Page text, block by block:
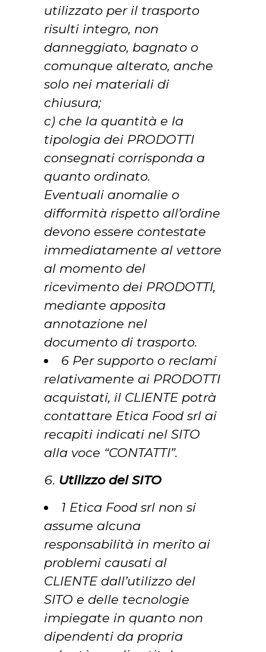
utilizzato per il trasporto
risulti integro, non
danneggiato, bagnato o
comunque alterato, anche
solo nei materiali di
chiusura;
c) che la quantità e la
tipologia dei PRODOTTI
consegnati corrisponda a
quanto ordinato.
Eventuali anomalie o
difformità rispetto all’ordine
devono essere contestate
immediatamente al vettore
al momento del
ricevimento dei PRODOTTI,
mediante apposita
annotazione nel
documento di trasporto.
6 Per supporto o reclami
relativamente ai PRODOTTI
acquistati, il CLIENTE potrà
contattare Etica Food srl ai
recapiti indicati nel SITO
alla voce “CONTATTI”.
Utilizzo del SITO
1 Etica Food srl non si
assume alcuna
responsabilità in merito ai
problemi causati al
CLIENTE dall’utilizzo del
SITO e delle tecnologie
impiegate in quanto non
dipendenti da propria